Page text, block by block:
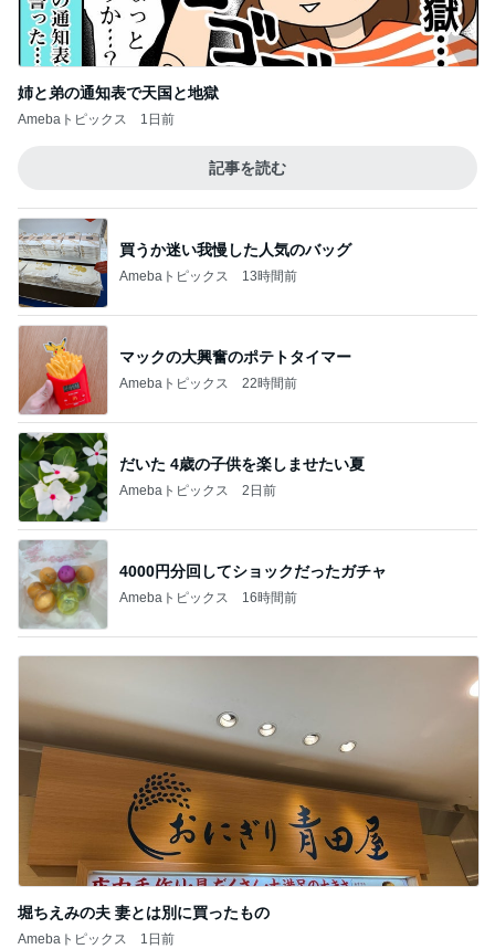
姉と弟の通知表で天国と地獄
Amebaトピックス 1日前
記事を読む
買うか迷い我慢した人気のバッグ
Amebaトピックス 13時間前
マックの大興奮のポテトタイマー
Amebaトピックス 22時間前
だいた 4歳の子供を楽しませたい夏
Amebaトピックス 2日前
4000円分回してショックだったガチャ
Amebaトピックス 16時間前
堀ちえみの夫 妻とは別に買ったもの
Amebaトピックス 1日前